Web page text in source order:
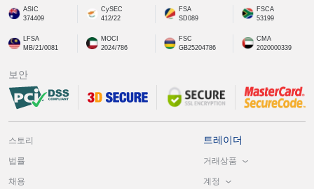
ASIC
374409
CySEC
412/22
FSA
SD089
FSCA
53199
LFSA
MB/21/0081
MOCI
2024/786
FSC
GB25204786
CMA
2020000339
보안
스토리
법률
채용
트레이더
거래상품
계정